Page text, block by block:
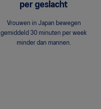
per geslacht
Vrouwen in Japan bewegen
gemiddeld 30 minuten per week
minder dan mannen.